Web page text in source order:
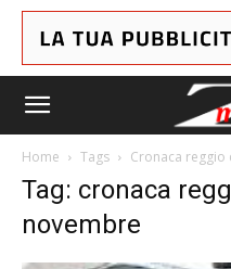
Home Tags Cronaca
Tag: cronaca
novembre